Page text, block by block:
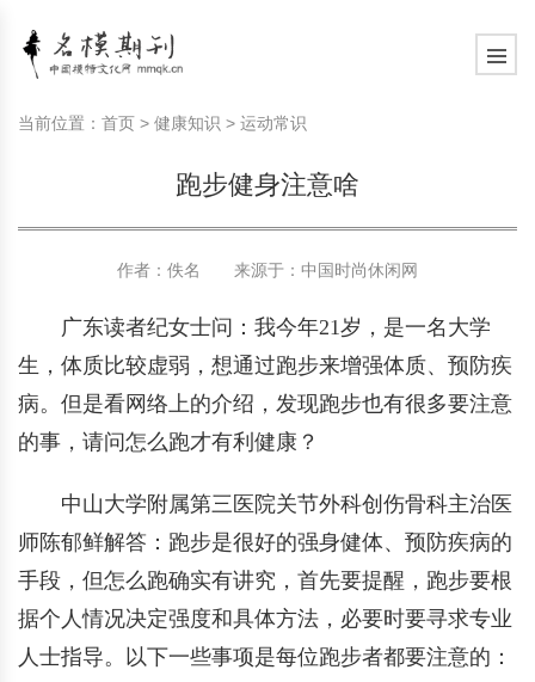
美容护肤知识
美容护肤知识
当前位置： 首页 > 健康知识 > 运动常识
跑步健身注意啥
作者：佚名 来源于： 中国时尚休闲网
广东读者纪女士问：我今年21岁，是一名大学
生，体质比较虚弱，想通过跑步来增强体质、预防疾
病。但是看网络上的介绍，发现跑步也有很多要注意
的事，请问怎么跑才有利健康？
中山大学附属第三医院关节外科创伤骨科主治医
师陈郁鲜解答：跑步是很好的强身健体、预防疾病的
手段，但怎么跑确实有讲究，首先要提醒，跑步要根
据个人情况决定强度和具体方法，必要时要寻求专业
人士指导。以下一些事项是每位跑步者都要注意的：